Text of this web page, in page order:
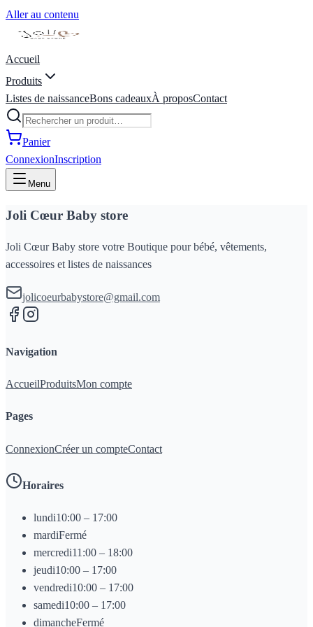
Aller au contenu
Accueil
Produits
Listes de naissanceBons cadeauxÀ proposContact
Panier
ConnexionInscription
Menu
Joli Cœur Baby store
Joli Cœur Baby store votre Boutique pour bébé, vêtements,
accessoires et listes de naissances
jolicoeurbabystore@gmail.com
Navigation
AccueilProduitsMon compte
Pages
ConnexionCréer un compteContact
Horaires
lundi10:00 – 17:00
mardiFermé
mercredi11:00 – 18:00
jeudi10:00 – 17:00
vendredi10:00 – 17:00
samedi10:00 – 17:00
dimancheFermé